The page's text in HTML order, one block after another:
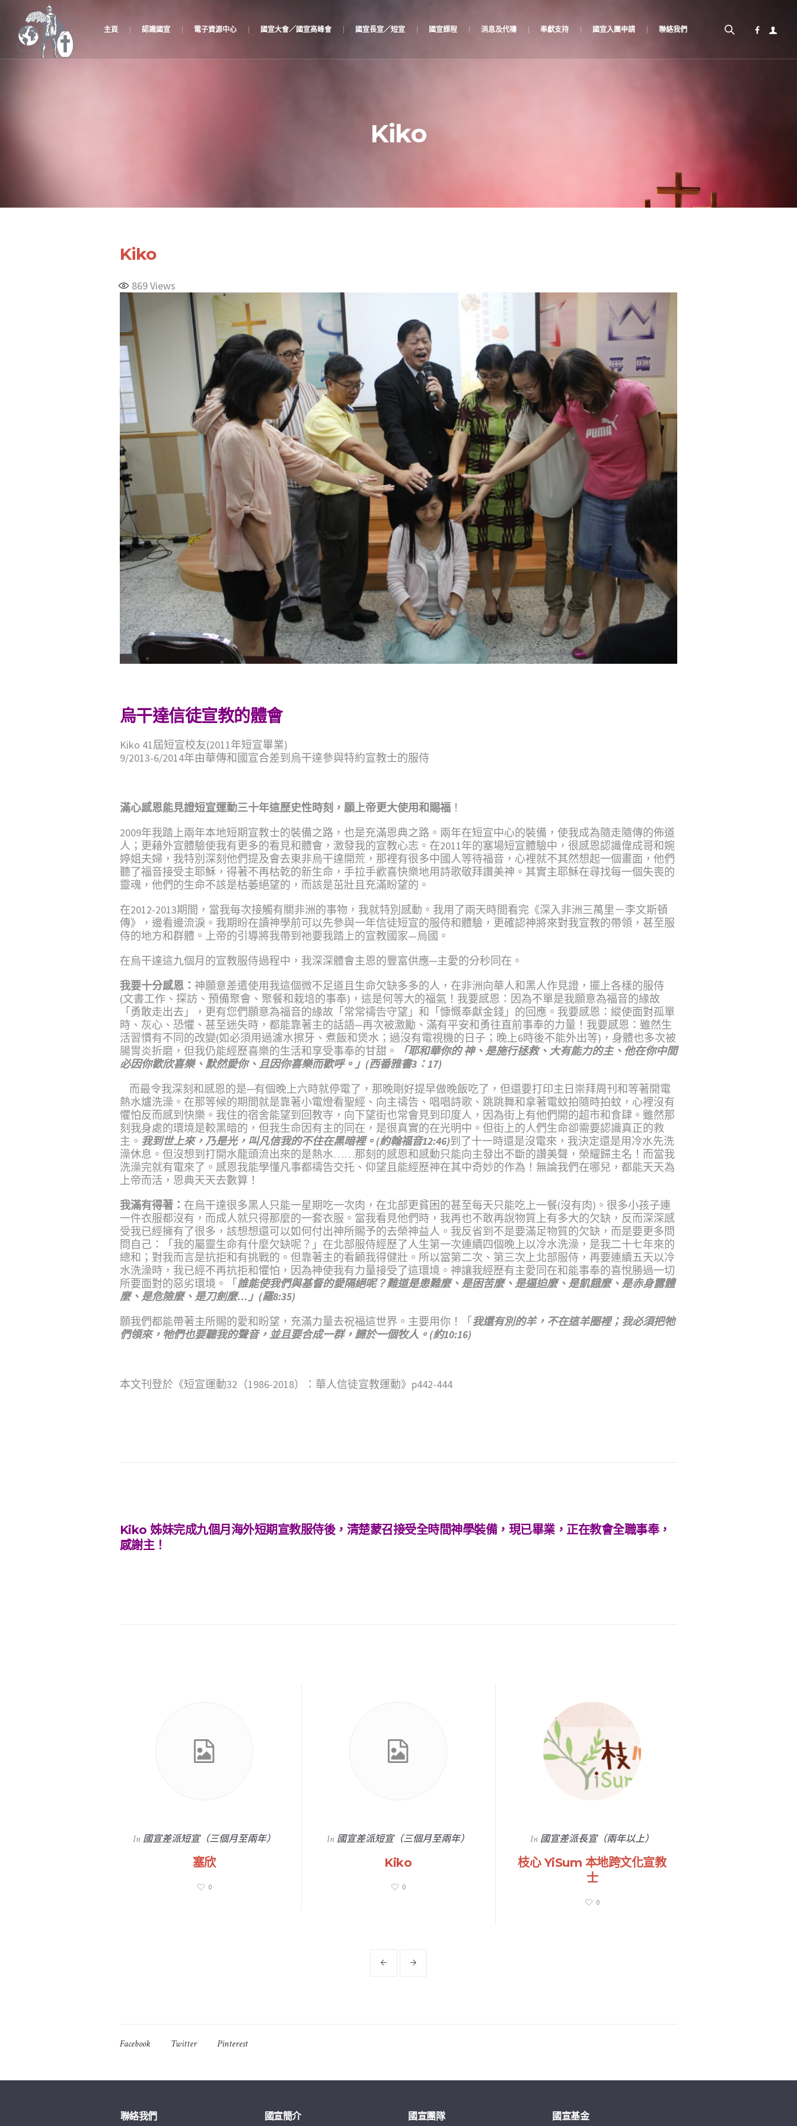
主頁 認識國宣 電子資源中心 國宣大會／國宣高峰會 國宣長宣／短宣 國宣課程 消息及代禱 奉獻支持 國宣入團申請 聯絡我們
Kiko
Kiko
869Views
烏干達信徒宣教的體會
Kiko 41屆短宣校友(2011年短宣畢業)
9/2013-6/2014年由華傳和國宣合差到烏干達參與特約宣教士的服侍
滿心感恩能見證短宣運動三十年這歷史性時刻， 願上帝更大使用和賜福！
2009年我踏上兩年本地短期宣教士的裝備之路，也是充滿恩典之路。兩年在短宣中心的裝備，使我成為隨走隨傳的佈道
人；更藉外宣體驗使我有更多的看見和體會，激發我的宣教心志。在2011年的塞場短宣體驗中，很感恩認識偉成哥和婉
婷姐夫婦，我特別深刻他們提及會去東非烏干達開荒，那裡有很多中國人等待福音，心裡就不其然想起一個畫面，他們
聽了福音接受主耶穌，得著不再枯乾的新生命，手拉手歡喜快樂地用詩歌敬拜讚美神。其實主耶穌在尋找每一個失喪的
靈魂，他們的生命不該是枯萎絕望的，而該是茁壯且充滿盼望的。
在2012-2013期間，當我每次接觸有關非洲的事物，我就特別感動。我用了兩天時間看完《深入非洲三萬里－李文斯頓
傳》，邊看邊流淚。我期盼在讀神學前可以先參與一年信徒短宣的服侍和體驗，更確認神將來對我宣教的帶領，甚至服
侍的地方和群體。上帝的引導將我帶到祂要我踏上的宣教國家—烏國。
在烏干達這九個月的宣教服侍過程中，我深深體會主恩的豐富供應─主愛的分秒同在。
我要十分感恩： 神願意差遣使用我這個微不足道且生命欠缺多多的人，在非洲向華人和黑人作見證，擺上各樣的服侍
(文書工作、探訪、預備聚會、聚餐和栽培的事奉)，這是何等大的福氣！我要感恩：因為不單是我願意為福音的緣故
「勇敢走出去」，更有您們願意為福音的緣故「常常禱告守望」和「慷慨奉獻金錢」的回應。我要感恩：縱使面對孤單
時、灰心、恐懼、甚至迷失時，都能靠著主的話語─再次被激勵、滿有平安和勇往直前事奉的力量！我要感恩：雖然生
活習慣有不同的改變(如必須用過濾水擦牙、煮飯和煲水；過沒有電視機的日子；晚上6時後不能外出等)，身體也多次被
腸胃炎折磨，但我仍能經歷喜樂的生活和享受事奉的甘甜。
「耶和華你的 神、是施行拯救、大有能力的主、他在你中間
必因你歡欣喜樂、默然愛你、且因你喜樂而歡呼。」(西番雅書3：17)
而最令我深刻和感恩的是─有個晚上六時就停電了，那晚剛好提早做晚飯吃了，但還要打印主日崇拜周刊和等著開電
熱水爐洗澡。在那等候的期間就是靠著小電燈看聖經、向主禱告、唱唱詩歌、跳跳舞和拿著電蚊拍隨時拍蚊，心裡沒有
懼怕反而感到快樂。我住的宿舍能望到回教寺，向下望街也常會見到印度人，因為街上有他們開的超市和食肆。雖然那
刻我身處的環境是較黑暗的，但我生命因有主的同在，是很真實的在光明中。但街上的人們生命卻需要認識真正的救
主。 我到世上來，乃是光，叫凡信我的不住在黑暗裡。(約翰福音12:46)到了十一時還是沒電來，我決定還是用冷水先洗
澡休息。但沒想到打開水龍頭流出來的是熱水……那刻的感恩和感動只能向主發出不斷的讚美聲，榮耀歸主名！而當我
洗澡完就有電來了。感恩我能學懂凡事都禱告交托、仰望且能經歷神在其中奇妙的作為！無論我們在哪兒，都能天天為
上帝而活，恩典天天去數算！
我滿有得著： 在烏干達很多黑人只能一星期吃一次肉，在北部更貧困的甚至每天只能吃上一餐(沒有肉)。很多小孩子連
一件衣服都沒有，而成人就只得那麼的一套衣服。當我看見他們時，我再也不敢再說物質上有多大的欠缺，反而深深感
受我已經擁有了很多，該想想還可以如何付出神所賜予的去榮神益人。我反省到不是要滿足物質的欠缺，而是要更多問
問自己：「我的屬靈生命有什麼欠缺呢？」在北部服侍經歷了人生第一次連續四個晚上以冷水洗澡，是我二十七年來的
總和；對我而言是抗拒和有挑戰的。但靠著主的看顧我得健壯。所以當第二次、第三次上北部服侍，再要連續五天以冷
水洗澡時，我已經不再抗拒和懼怕，因為神使我有力量接受了這環境。神讓我經歷有主愛同在和能事奉的喜悅勝過一切
所要面對的惡劣環境。「誰能使我們與基督的愛隔絕呢？難道是患難麼、是困苦麼、是逼迫麼、是飢餓麼、是赤身露體
麼、是危險麼、是刀劍麼…」(羅8:35)
願我們都能帶著主所賜的愛和盼望，充滿力量去祝福這世界。主要用你！「我還有別的羊，不在這羊圈裡；我必須把牠
們領來，牠們也要聽我的聲音，並且要合成一群，歸於一個牧人。(約10:16)
本文刊登於《短宣運動32（1986-2018）：華人信徒宣教運動》p442-444
Kiko 姊妹完成九個月海外短期宣教服侍後，清楚蒙召接受全時間神學裝備，現已畢業，正在教會全職事奉，
感謝主！
In 國宣差派短宣（三個月至兩年）
塞欣
0
In 國宣差派短宣（三個月至兩年）
Kiko
0
In 國宣差派長宣（兩年以上）
枝心 YiSum 本地跨文化宣教
士
0
Facebook Twitter Pinterest
聯絡我們 國宣簡介 國宣團隊 國宣基金